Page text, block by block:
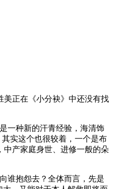
正在《小分袂》中还没有找
一种新的汗青经验，海清饰
实这个也很较着，一个是布
中产家庭身世、进修一般的朵
谁抱怨去？全体而言，先是